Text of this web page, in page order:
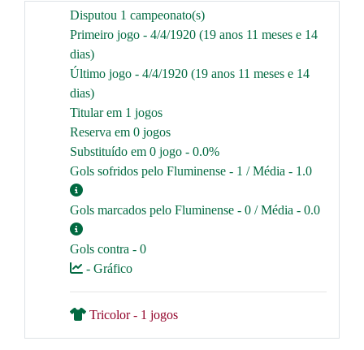
Disputou 1 campeonato(s)
Primeiro jogo - 4/4/1920 (19 anos 11 meses e 14
dias)
Último jogo - 4/4/1920 (19 anos 11 meses e 14
dias)
Titular em 1 jogos
Reserva em 0 jogos
Substituído em 0 jogo - 0.0%
Gols sofridos pelo Fluminense - 1 / Média - 1.0
Gols marcados pelo Fluminense - 0 / Média - 0.0
Gols contra - 0
- Gráfico
Tricolor - 1 jogos